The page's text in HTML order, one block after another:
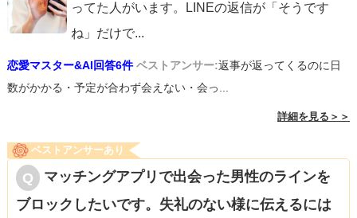
ってた人がいます。LINEの返信が「そうです
ね」だけで...
恋愛マスター&AI回答6件 ベストアンサー:返事が返ってくるのに日
数がかかる・予定が合わず会えない・会っ...
詳細を見る＞＞
ベストアンサーあり
マッチングアプリで出会った男性のラインを
ブロックしたいです。失礼のない様に伝えるには